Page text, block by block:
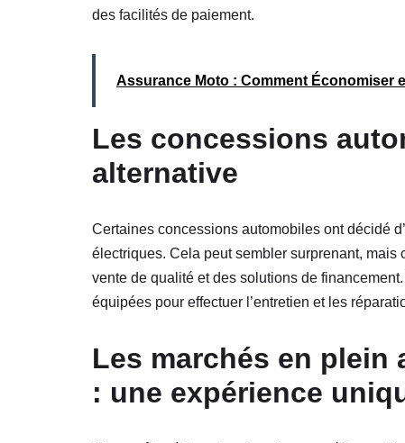
des facilités de paiement.
Assurance Moto : Comment Économiser
Les concessions
alternative
Certaines concessions automobiles ont décidé
électriques. Cela peut sembler surprenant, mais
vente de qualité et des solutions de
équipées pour effectuer l’entretien et les
Les marchés en plein
: une expérience